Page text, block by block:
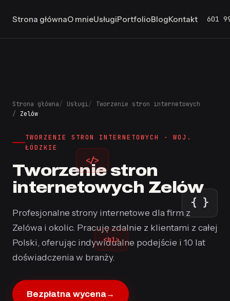
Strona głównaO mnieUsługiPortfolioBlogKontakt 601
</>
{ }
<h1>
Strona główna Usługi
Tworzenie stron internetowych
Zelów
TWORZENIE STRON INTERNETOWYCH · WOJ.
ŁÓDZKIE
Tworzenie stron
internetowych Zelów
Profesjonalne strony internetowe dla firm z
Zelówa i okolic. Pracuję zdalnie z klientami z całej
Polski, oferując indywidualne podejście i 10 lat
doświadczenia w branży.
Bezpłatna wycena→